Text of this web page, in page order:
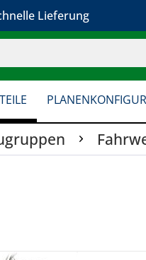
Lieferung